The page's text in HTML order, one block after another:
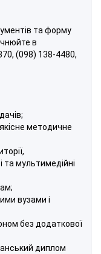
та форму
в
(098) 138-4480,
методичне
та мультимедійні
вузами і
без додаткової
диплом